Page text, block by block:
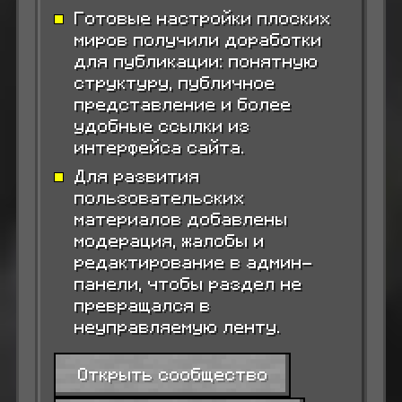
Готовые настройки плоских
миров получили доработки
для публикации: понятную
структуру, публичное
представление и более
удобные ссылки из
интерфейса сайта.
Для развития
пользовательских
материалов добавлены
модерация, жалобы и
редактирование в админ-
панели, чтобы раздел не
превращался в
неуправляемую ленту.
Открыть сообщество